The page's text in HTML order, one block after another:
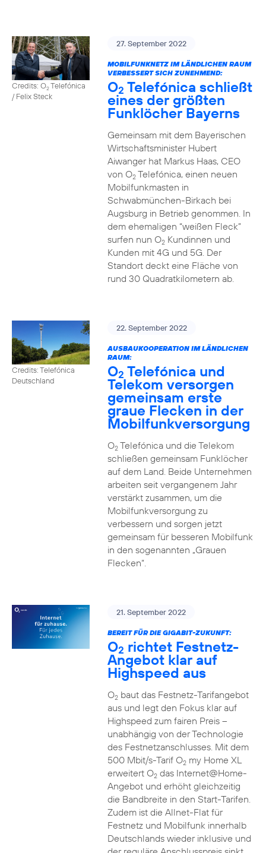
Credits: O2Telefónica
/ Felix Steck
27. September 2022
MOBILFUNKNETZ IM LÄNDLICHEN RAUM
VERBESSERT SICH ZUNEHMEND:
O2 Telefónica schließt
eines der größten
Funklöcher Bayerns
Gemeinsam mit dem Bayerischen
Wirtschaftsminister Hubert
Aiwanger hat Markus Haas, CEO
von O2Telefónica, einen neuen
Mobilfunkmasten in
Schwabmünchen-Birkach bei
Augsburg in Betrieb genommen. In
dem ehemaligen “weißen Fleck”
surfen nun O2Kundinnen und
Kunden mit 4G und 5G. Der
Standort deckt eine Fläche von
rund 30 Quadratkilometern ab.
Credits: Telefónica
Deutschland
22. September 2022
AUSBAUKOOPERATION IM LÄNDLICHEN
RAUM:
O2 Telefónica und
Telekom versorgen
gemeinsam erste
graue Flecken in der
Mobilfunkversorgung
O2Telefónica und die Telekom
schließen gemeinsam Funklöcher
auf dem Land. Beide Unternehmen
arbeiten seit vergangenem Jahr
verstärkt zusammen, um die
Mobilfunkversorgung zu
verbessern und sorgen jetzt
gemeinsam für besseren Mobilfunk
in den sogenannten „Grauen
Flecken“.
21. September 2022
BEREIT FÜR DIE GIGABIT-ZUKUNFT:
O2 richtet Festnetz-
Angebot klar auf
Highspeed aus
O2baut das Festnetz-Tarifangebot
aus und legt den Fokus klar auf
Highspeed zum fairen Preis –
unabhängig von der Technologie
des Festnetzanschlusses. Mit dem
500 Mbit/s-Tarif O2my Home XL
erweitert O2das Internet@Home-
Angebot und erhöht gleichzeitig
die Bandbreite in den Start-Tarifen.
Zudem ist die Allnet-Flat für
Festnetz und Mobilfunk innerhalb
Deutschlands wieder inklusive und